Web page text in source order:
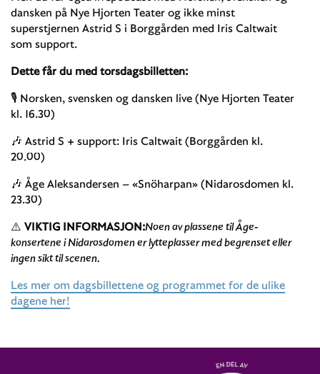
dansken på Nye Hjorten Teater og ikke minst
superstjernen Astrid S i Borggården med Iris Caltwait
som support.
Dette får du med torsdagsbilletten:
🎙️ Norsken, svensken og dansken live (Nye Hjorten Teater
kl. 16.30)
🎶 Astrid S + support: Iris Caltwait (Borggården kl.
20.00)
🎶 Åge Aleksandersen – «Snöharpan» (Nidarosdomen kl.
23.30)
⚠️ VIKTIG INFORMASJON:Noen av plassene til Åge-
konsertene i Nidarosdomen er lytteplasser med begrenset eller
ingen sikt til scenen.
Les mer om dagsbillettene og programmet for de ulike
dagene her!